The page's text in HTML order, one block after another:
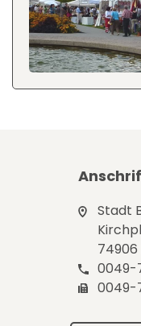
Stadt
74906
0049-
0049-